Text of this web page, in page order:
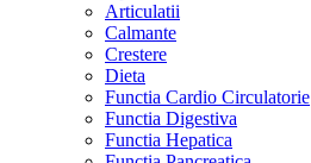
Articulatii
Calmante
Crestere
Dieta
Functia Cardio Circulatorie
Functia Digestiva
Functia Hepatica